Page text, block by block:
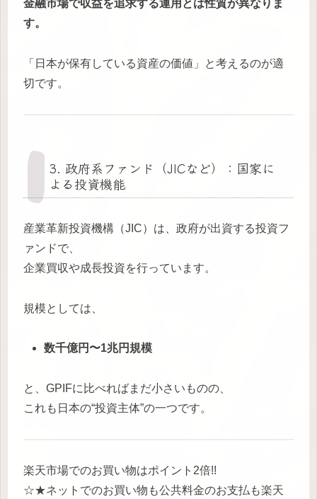
金融市場で収益を追求する運用とは性質が異なりま
す。
「日本が保有している資産の価値」と考えるのが適
切です。
3. 政府系ファンド（JICなど）：国家に
よる投資機能
産業革新投資機構（JIC）は、政府が出資する投資フ
ァンドで、
企業買収や成長投資を行っています。
規模としては、
数千億円〜1兆円規模
と、GPIFに比べればまだ小さいものの、
これも日本の“投資主体”の一つです。
楽天市場でのお買い物はポイント2倍!!
☆★ネットでのお買い物も公共料金のお支払も楽天